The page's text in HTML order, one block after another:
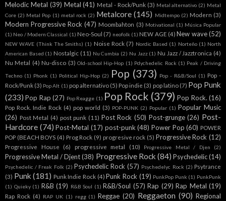
Melodic Metal (39) Metal (41) Metal - Rock/Punk (3) Metal alternativo (2) Metal
Core (2) Metal Pop (1) metal rock (2) Metalcore (145) Midtempo (2) Modern (3)
Modern Progressive Rock (47) Moombahton (3) Motivational (1) Música Popular
(1) Neo / Modern Classical (1) Neo-Soul (7) neofolk (1) NEW AGE (4) New wave (52)
NEW WAVE (Think The Smiths) (1) Noise Rock (7) Nordic Based (1) Norteño (1) North
American Based (1) Nostalgic (11) Nu Cumbia (2) Nu Jazz (1) Nu Jazz / Jazztronica (4)
Nu Metal (4) Nu-disco (3) Old-school Hip-Hop (1) Pdychedelic Rock (1) Peak / Driving
Techno (1) Phonk (1) Political Hip-Hop (2) Pop (373) Pop - R&B/Soul (1) Pop -
Rock/Punk (3) Pop Alt (1) pop alternativo (5) Pop indie (3) pop latino (7) Pop Punk
(233) Pop Rap (27) Pop Reagge (1) Pop Rock (379) Pop Rock. (16)
Pop Rock. Indie Rock (4) pop world (3) POP-PUNK (2) Popular (1) Popular Music
(26) Post Metal (4) post punk (11) Post Rock (50) Post-grunge (26) Post-
Hardcore (74) Post-Metal (17) post-punk (48) Power Pop (60) POWER
POP (BEACH BOYS (4) Prog Rock (9) progresive rock (5) Progressive Rock (12)
Progressive House (6) progressive metal (10) Progressive Metal / Djen (2)
Progressive Metal / Djent (38) Progressive Rock (84) Psychedelic(14)
Psychedelic / Freak Folk (2) Psychedelic Rock (57) Psychedelyc Rock (2) Psytrance
(3) Punk (181) Punk Indie Rock (4) Punk Rock (19) PunkPop Punk (1) PunkPunk
(1) Quieky (1) R&B (19) R&B Soul (1) R&B/Soul (57) Rap (29) Rap Metal (19)
Rap Rock (4) RAP UK (1) regg (1) Reggae (20) Reggaeton (90) Regional